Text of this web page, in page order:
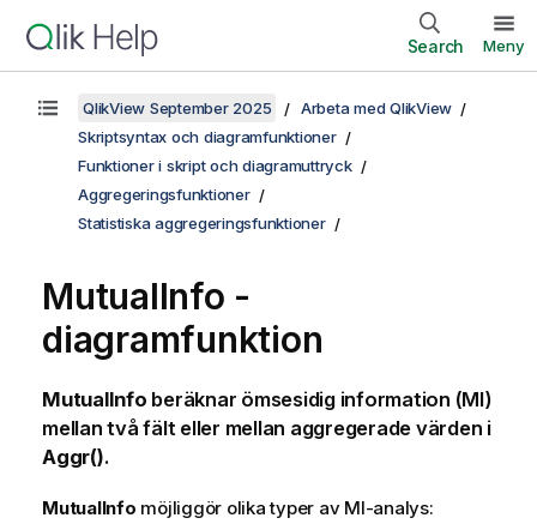
Search Meny
QlikView September 2025
Arbeta med QlikView
Skriptsyntax och diagramfunktioner
Funktioner i skript och diagramuttryck
Aggregeringsfunktioner
Statistiska aggregeringsfunktioner
MutualInfo -
diagramfunktion
MutualInfo beräknar ömsesidig information (MI)
mellan två fält eller mellan aggregerade värden i
Aggr().
MutualInfo möjliggör olika typer av MI-analys: